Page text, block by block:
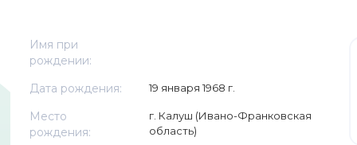
Имя при
рождении:
Дата рождения:
19 января 1968 г.
Место
рождения:
г. Калуш (Ивано-Франковская
область)